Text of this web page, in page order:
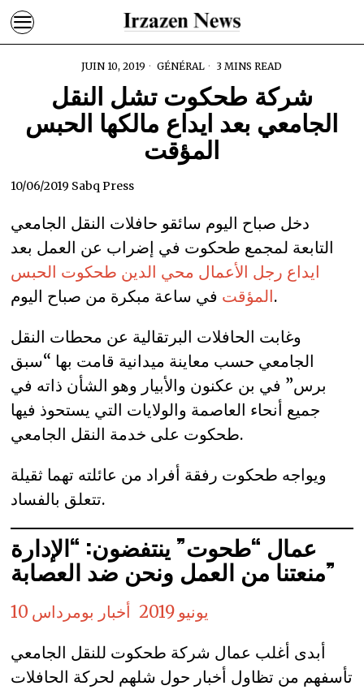
JUIN 10, 2019 GÉNÉRAL 3 MINS READ
شركة طحكوت تشل النقل
الجامعي بعد ايداع مالكها الحبس
المؤقت
10/06/2019 Sabq Press
دخل صباح اليوم سائقو حافلات النقل الجامعي
التابعة لمجمع طحكوت في إضراب عن العمل بعد
ايداع رجل الأعمال محي الدين طحكوت الحبس
المؤقتفي ساعة مبكرة من صباح اليوم.
وغابت الحافلات البرتقالية عن محطات النقل
الجامعي حسب معاينة ميدانية قامت بها “سبق
برس” في بن عكنون والأبيار وهو الشأن ذاته في
جميع أنحاء العاصمة والولايات التي يستحوذ فيها
طحكوت على خدمة النقل الجامعي.
ويواجه طحكوت رفقة أفراد من عائلته تهما ثقيلة
تتعلق بالفساد.
عمال “طحوت” ينتفضون: “الإدارة
منعتنا من العمل ونحن ضد العصابة”
10 يونيو 2019
أخبار بومرداس
أبدى أغلب عمال شركة طحكوت للنقل الجامعي
تأسفهم من تظاول أخبار حول شلهم لحركة الحافلات